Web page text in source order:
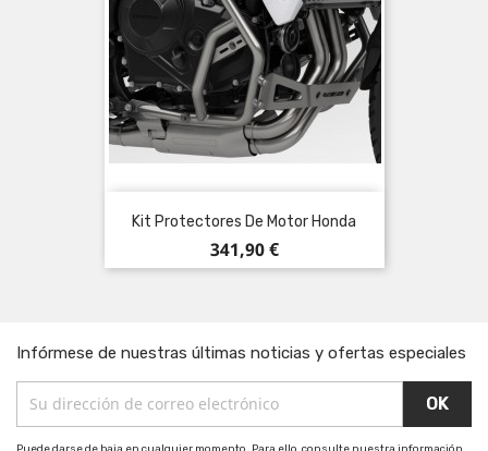
Kit Protectores De Motor Honda
Precio
341,90 €
Infórmese de nuestras últimas noticias y ofertas especiales